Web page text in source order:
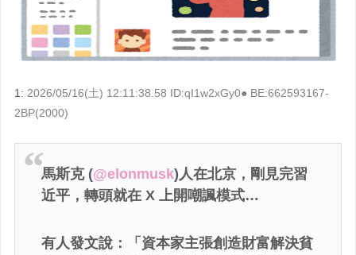
1: 2026/05/16(土) 12:11:38.58 ID:qI1w2xGy0● BE:662593167-
2BP(2000)
馬斯克 (@elonmusk)人在北京，剛見完習
近平，轉頭就在 X 上開嘲諷模式…
有人發文說：「資本家主張創造財富解決貧